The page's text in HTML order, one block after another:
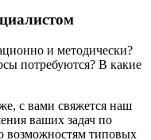
и методически?
потребуются? В какие
с вами свяжется наш
ваших задач по
возможностям типовых